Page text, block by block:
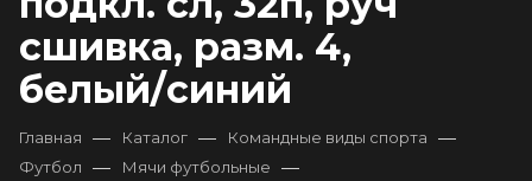
сшивка, разм. 4,
белый/синий
Главная — Каталог — Командные виды спорта —
Футбол — Мячи футбольные —